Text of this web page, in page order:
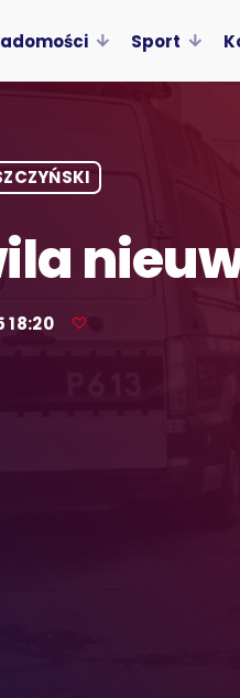
Sport
18:20